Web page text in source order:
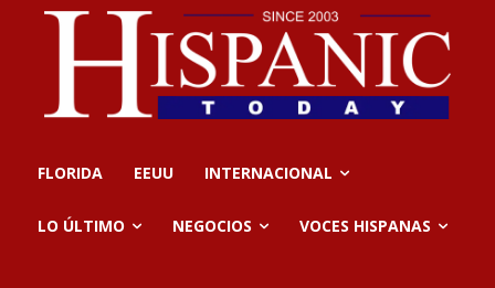
FLORIDA EEUU INTERNACIONAL
LO ÚLTIMO NEGOCIOS VOCES HISPANAS